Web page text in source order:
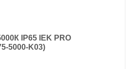
IP65 IEK PRO
5000-K03)